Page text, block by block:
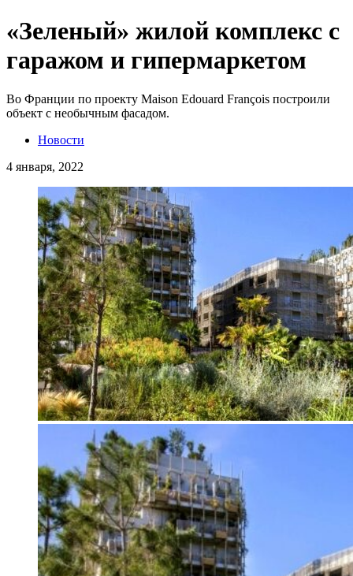
«Зеленый» жилой комплекс с
гаражом и гипермаркетом
Во Франции по проекту Maison Edouard François построили
объект с необычным фасадом.
Новости
4 января, 2022